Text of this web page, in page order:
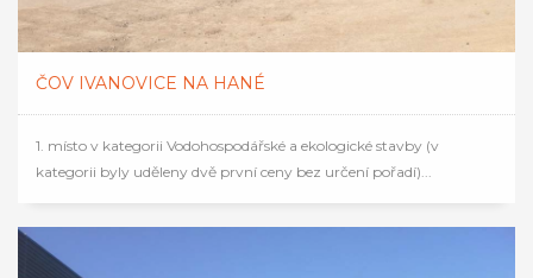
ČOV IVANOVICE NA HANÉ
1. místo v kategorii Vodohospodářské a ekologické stavby (v
kategorii byly uděleny dvě první ceny bez určení pořadí)...